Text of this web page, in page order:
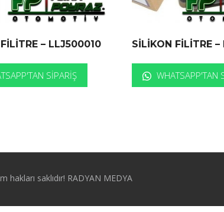
– LLJ500010
SIPARIŞ
SİLİKON FİLİTRE
WHATSAPP'TAN
hakları saklıdır! RADYAN MEDYA